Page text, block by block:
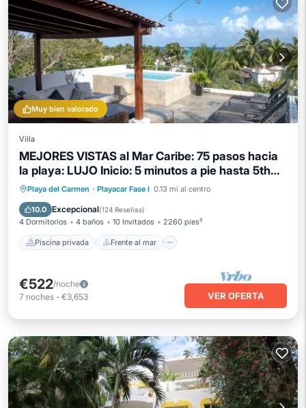
Muy bien valorado
Villa
MEJORES VISTAS al Mar Caribe: 75 pasos hacia
la playa: LUJO Inicio: 5 minutos a pie hasta 5th
Ave
Playa del Carmen · Playacar Fase I 0.13 mi al centro
10.0 Excepcional(124 Reseñas)
4 Dormitorios 4 baños 10 Invitados 2260 pies²
Piscina privada Frente al mar
Piscina privada
Frente al mar
Bañera de hidromasaje
€522/noche
7 noches - €3,653 VER OFERTA